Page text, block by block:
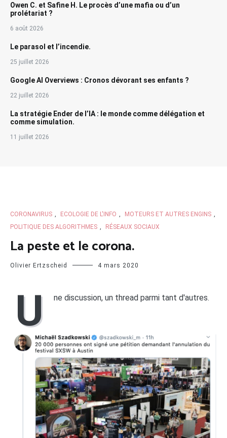
Owen C. et Safine H. Le procès d’une mafia ou d’un
prolétariat ?
6 août 2026
Le parasol et l’incendie.
25 juillet 2026
Google AI Overviews : Cronos dévorant ses enfants ?
22 juillet 2026
La stratégie Ender de l’IA : le monde comme délégation et
comme simulation.
11 juillet 2026
CORONAVIRUS ECOLOGIE DE L'INFO MOTEURS ET AUTRES ENGINS
POLITIQUE DES ALGORITHMES
RÉSEAUX SOCIAUX
La peste et le corona.
Olivier Ertzscheid 4 mars 2020
U ne discussion, un thread parmi tant d'autres.